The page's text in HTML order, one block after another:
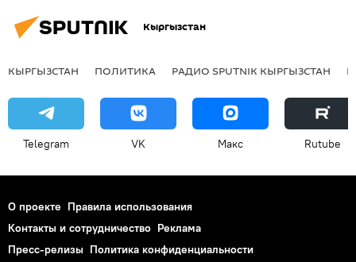
Азаттык
КГМА Кыргызстан
КЫРГЫЗСТАН ПОЛИТИКА РАДИО SPUTNIK КЫРГЫЗСТАН
Telegram VK Макс Rutube
О проекте Правила использования
Контакты и сотрудничество Реклама
Пресс-релизы Политика конфиденциальности